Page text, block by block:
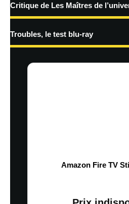
Critique de Les Maîtres de
Troubles, le test blu-ray
Amazon Fire TV